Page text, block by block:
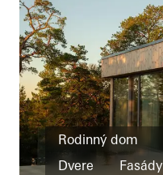
Rodinný dom
Dvere
Fasády